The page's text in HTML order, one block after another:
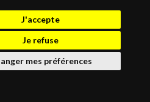
J'accepte
Je refuse
mes préférences